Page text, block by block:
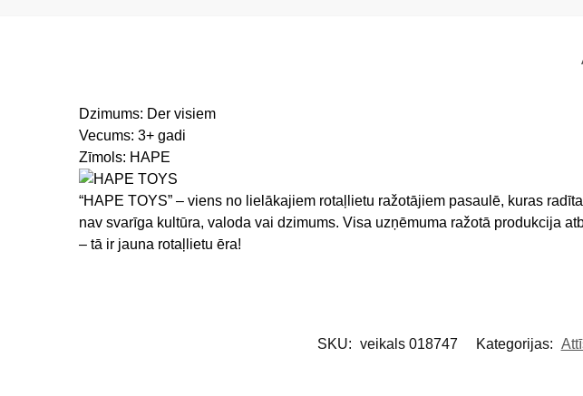
Dzimums: Der visiem
Vecums:3+ gadi
Zīmols: HAPE
“HAPE TOYS” – viens no lielākajiem rotaļlietu ražotājiem pasaulē, kuras
nav svarīga kultūra, valoda vai dzimums. Visa uzņēmuma ražotā produkcija
– tā ir jauna rotaļlietu ēra!
SKU: veikals 018747 Kategorijas: